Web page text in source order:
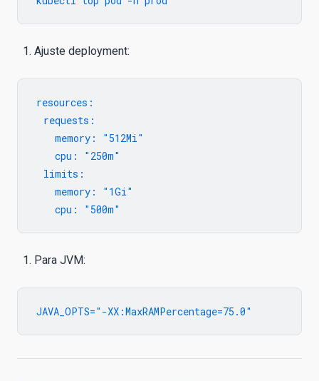
Ajuste deployment:
resources:
  requests:
    memory: "512Mi"
    cpu: "250m"
  limits:
    memory: "1Gi"
Para JVM: